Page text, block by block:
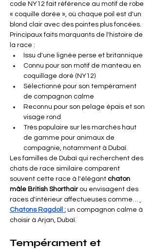
code NY12 fait référence au motif de robe
« coquille dorée », où chaque poil est d'un
blond clair avec des pointes plus foncées.
Principaux faits marquants de l'histoire de
la race :
Issu d'une lignée perse et britannique
Connu pour son motif de manteau en
coquillage doré (NY12)
Sélectionné pour son tempérament
de compagnon calme
Reconnu pour son pelage épais et son
visage rond
Très populaire sur les marchés haut
de gamme pour animaux de
compagnie, notamment à Dubaï.
Les familles de Dubaï qui recherchent des
chats de race similaire comparent
souvent cette race à l'élégant chaton
mâle British Shorthair ou envisagent des
races d'intérieur affectueuses comme…
Chatons Ragdoll : un compagnon calme à
choisir à Arjan, Dubaï.
Tempérament et